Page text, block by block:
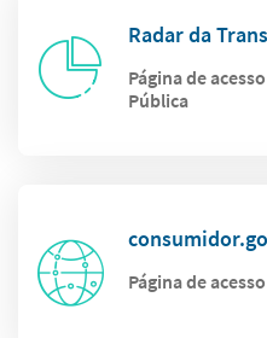
Radar da
Página de
Pública
Página de